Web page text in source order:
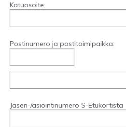
Katuosoite:
Postinumero ja postitoimipaikka:
Jäsen-/asiointinumero S-Etukortista